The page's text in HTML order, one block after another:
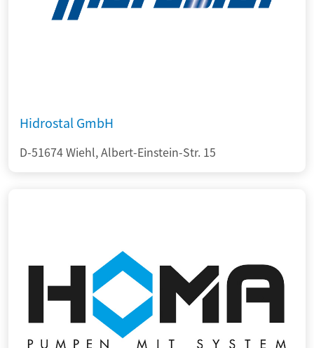
Hidrostal GmbH
D-51674 Wiehl, Albert-Einstein-Str. 15